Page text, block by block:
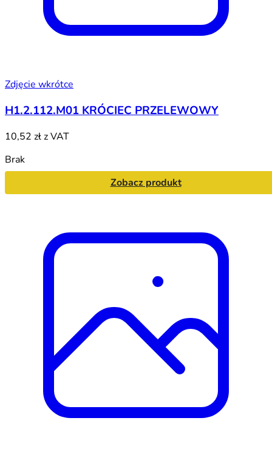
Zdjęcie wkrótce
H1.2.112.M01 KRÓCIEC PRZELEWOWY
10,52 złz VAT
Brak
Zobacz produkt